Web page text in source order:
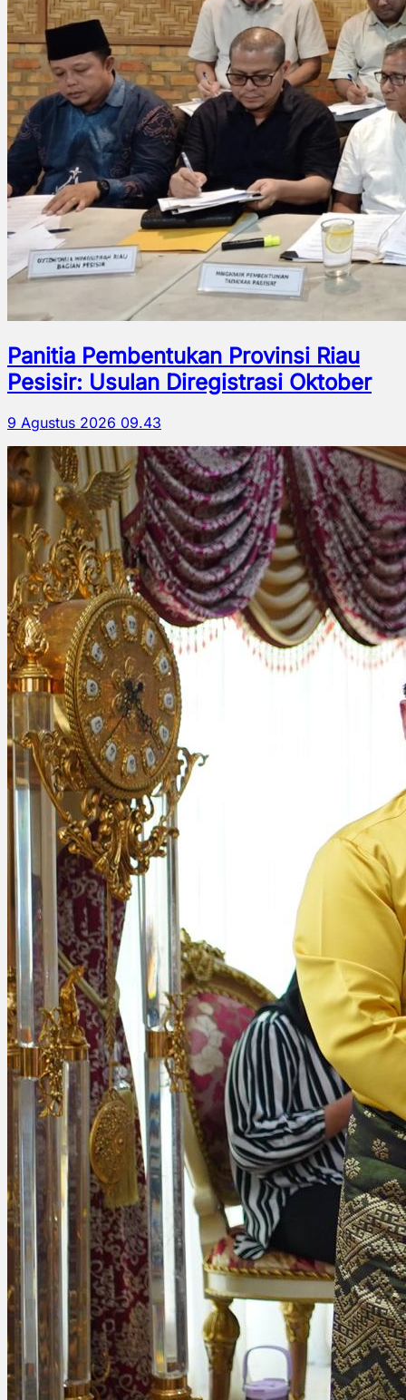
Panitia Pembentukan Provinsi Riau
Pesisir: Usulan Diregistrasi Oktober
9 Agustus 2026 09.43